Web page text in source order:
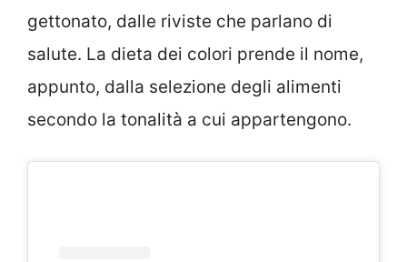
gettonato, dalle riviste che parlano di
salute. La dieta dei colori prende il nome,
appunto, dalla selezione degli alimenti
secondo la tonalità a cui appartengono.